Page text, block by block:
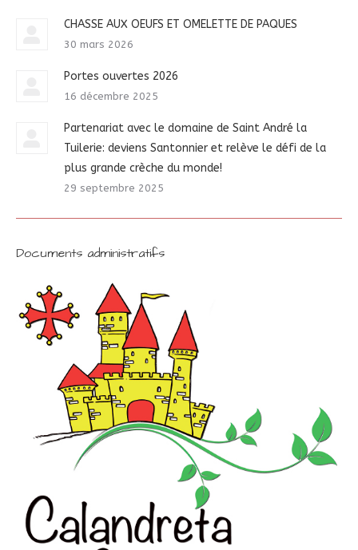
CHASSE AUX OEUFS ET OMELETTE DE PAQUES
30 mars 2026
Portes ouvertes 2026
16 décembre 2025
Partenariat avec le domaine de Saint André la
Tuilerie: deviens Santonnier et relève le défi de la
plus grande crèche du monde!
29 septembre 2025
Documents administratifs